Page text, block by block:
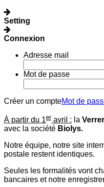
Setting
Connexion
Adresse mail
Mot de passe
Créer un compteMot de
À partir du 1er avril : la
avec la société Biolys.
Notre équipe, notre site
postale restent identiques.
Seules les formalités vont
bancaires et notre